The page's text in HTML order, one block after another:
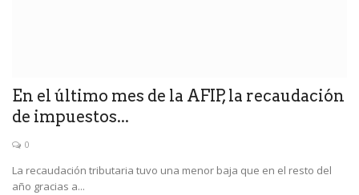
En el último mes de la AFIP, la recaudación
de impuestos...
0
La recaudación tributaria tuvo una menor baja que en el resto del
año gracias a...